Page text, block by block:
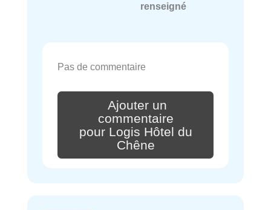
renseigné
Pas de commentaire
Ajouter un
commentaire
pour Logis Hôtel du
Chêne